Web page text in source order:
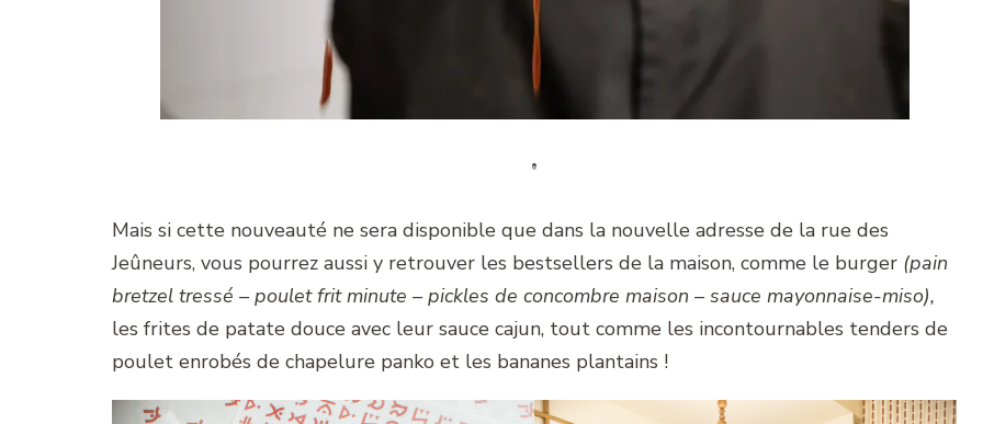
Mais si cette nouveauté ne sera disponible que dans la nouvelle adresse de la rue des
Jeûneurs, vous pourrez aussi y retrouver les bestsellers de la maison, comme le burger (pain
bretzel tressé – poulet frit minute – pickles de concombre maison – sauce mayonnaise-miso),
les frites de patate douce avec leur sauce cajun, tout comme les incontournables tenders de
poulet enrobés de chapelure panko et les bananes plantains !